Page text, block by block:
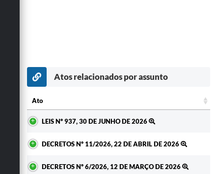
Atos relacionados por assunto
Ato
LEIS Nº 937, 30 DE JUNHO DE 2026
DECRETOS Nº 11/2026, 22 DE ABRIL DE 2026
DECRETOS Nº 6/2026, 12 DE MARÇO DE 2026